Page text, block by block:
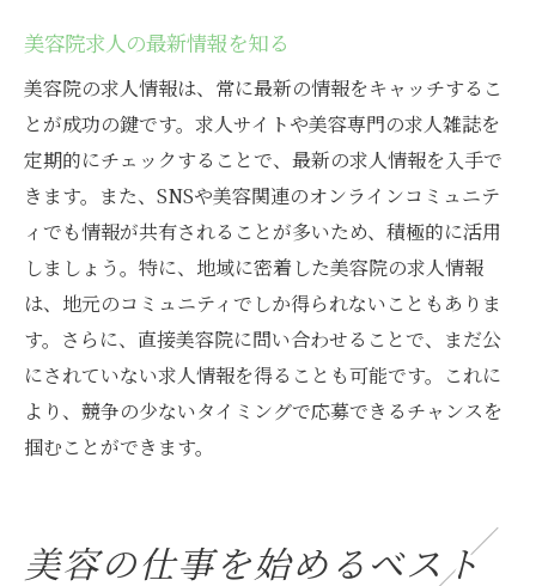
美容院求人の最新情報を知る
美容院の求人情報は、常に最新の情報をキャッチするこ
とが成功の鍵です。求人サイトや美容専門の求人雑誌を
定期的にチェックすることで、最新の求人情報を入手で
きます。また、SNSや美容関連のオンラインコミュニテ
ィでも情報が共有されることが多いため、積極的に活用
しましょう。特に、地域に密着した美容院の求人情報
は、地元のコミュニティでしか得られないこともありま
す。さらに、直接美容院に問い合わせることで、まだ公
にされていない求人情報を得ることも可能です。これに
より、競争の少ないタイミングで応募できるチャンスを
掴むことができます。
美容の仕事を始めるベスト